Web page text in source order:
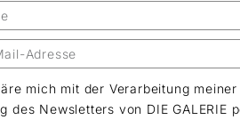
mich mit der Verarbeitung
des Newsletters von DIE GALERIE